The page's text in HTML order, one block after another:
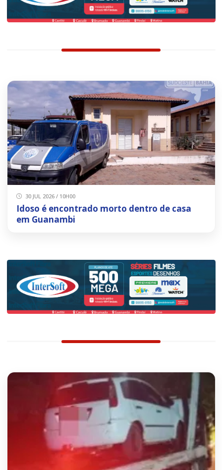
30 JUL 2026 / 10H00
Idoso é encontrado morto dentro de casa
em Guanambi